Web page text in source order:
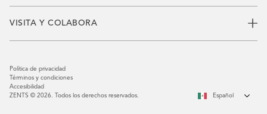
VISITA Y COLABORA
Español
Política de privacidad
Términos y condiciones
Accesibilidad
ZENTS © 2026. Todos los derechos reservados.